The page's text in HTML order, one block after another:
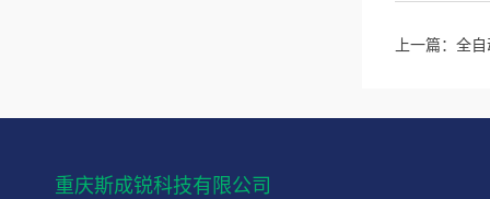
上一篇： 全自
重庆斯成锐科技有限公司